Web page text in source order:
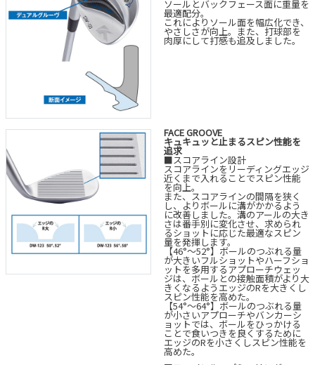
ソールとバックフェース面に重量を
最適配分。
これによりソール面を幅広化でき、
やさしさが向上。また、打球部を
肉厚にして打感も追及しました。
FACE GROOVE
キュキュッと止まるスピン性能を
追求
■スコアライン設計
スコアラインをリーディングエッジ
近くまで入れることでスピン性能
を向上。
また、スコアラインの間隔を狭く
し、よりボールに溝がかかるよう
に改善しました。溝のアールの大き
さは番手別に変化させ、求められ
るショットに応じた最適なスピン
量を発揮します。
【46°～52°】ボールのつぶれる量
が大きいフルショットやハーフショ
ットを多用するアプローチウェッ
ジは、ボールとの接触面積がより大
きくなるようエッジのRを大きくし
スピン性能を高めた。
【54°～64°】ボールのつぶれる量
が小さいアプローチやバンカーシ
ョットでは、ボールをひっかける
ことで食いつきを良くするために
エッジのRを小さくしスピン性能を
高めた。